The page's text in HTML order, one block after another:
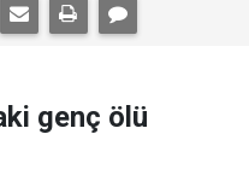
genç ölü